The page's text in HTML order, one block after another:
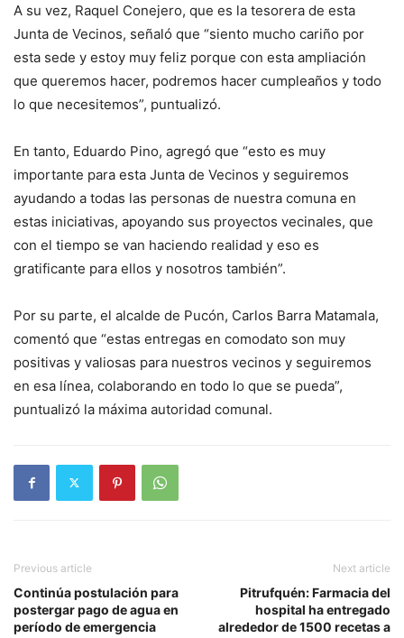
A su vez, Raquel Conejero, que es la tesorera de esta
Junta de Vecinos, señaló que “siento mucho cariño por
esta sede y estoy muy feliz porque con esta ampliación
que queremos hacer, podremos hacer cumpleaños y todo
lo que necesitemos”, puntualizó.
En tanto, Eduardo Pino, agregó que “esto es muy
importante para esta Junta de Vecinos y seguiremos
ayudando a todas las personas de nuestra comuna en
estas iniciativas, apoyando sus proyectos vecinales, que
con el tiempo se van haciendo realidad y eso es
gratificante para ellos y nosotros también”.
Por su parte, el alcalde de Pucón, Carlos Barra Matamala,
comentó que “estas entregas en comodato son muy
positivas y valiosas para nuestros vecinos y seguiremos
en esa línea, colaborando en todo lo que se pueda”,
puntualizó la máxima autoridad comunal.
Previous article
Continúa postulación para
postergar pago de agua en
período de emergencia
Next article
Pitrufquén: Farmacia del
hospital ha entregado
alrededor de 1500 recetas a